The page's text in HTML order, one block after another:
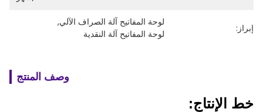
إبراز:
لوحة المفاتيح آلة الصراف الآلي,
لوحة المفاتيح آلة النقدية
وصف المنتج
خط الإنتاج: